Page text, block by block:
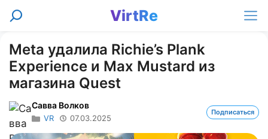
Перейти
VirtRe
Поиск
Meta удалила Richie’s Plank
Experience и Max Mustard из
магазина Quest
Савва Волков
VR 07.03.2025
Подписаться